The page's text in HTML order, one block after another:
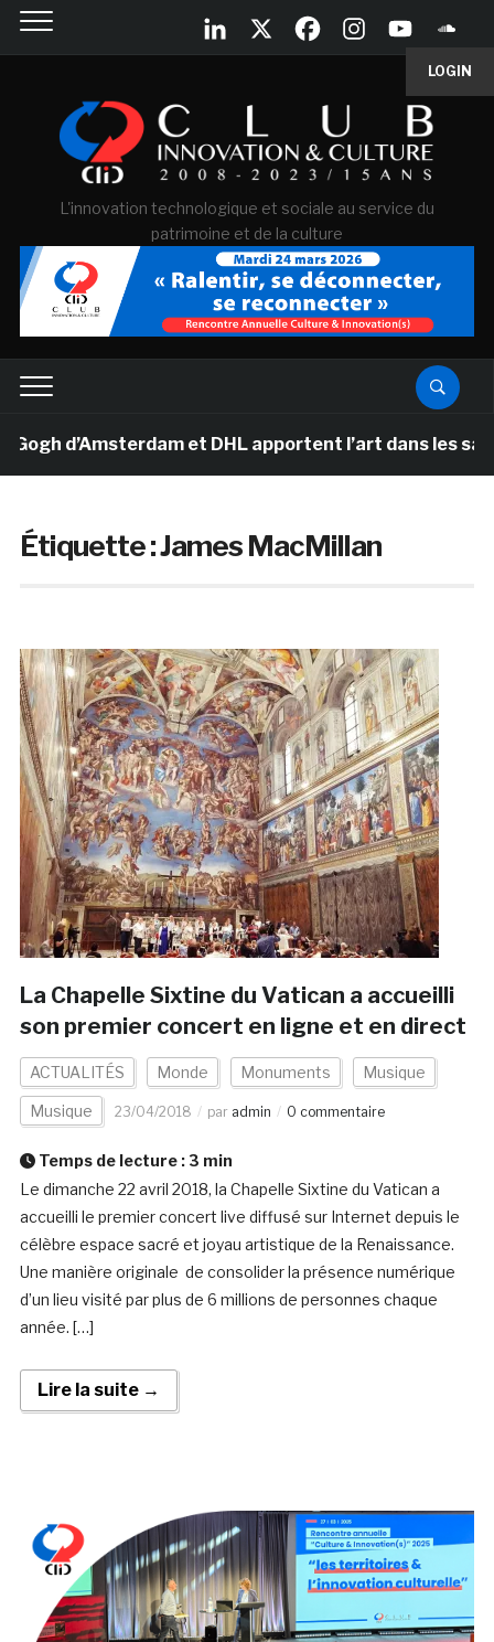
LOGIN
L'innovation technologique et sociale au service du
patrimoine et de la culture
d’Amsterdam et DHL apportent l’art dans les salles
Étiquette :James MacMillan
La Chapelle Sixtine du Vatican a accueilli
son premier concert en ligne et en direct
ACTUALITÉS Monde Monuments Musique
Musique 23/04/2018 par admin 0 commentaire
Temps de lecture : 3 min
Le dimanche 22 avril 2018, la Chapelle Sixtine du Vatican a
accueilli le premier concert live diffusé sur Internet depuis le
célèbre espace sacré et joyau artistique de la Renaissance.
Une manière originale de consolider la présence numérique
d’un lieu visité par plus de 6 millions de personnes chaque
année. […]
Lire la suite →